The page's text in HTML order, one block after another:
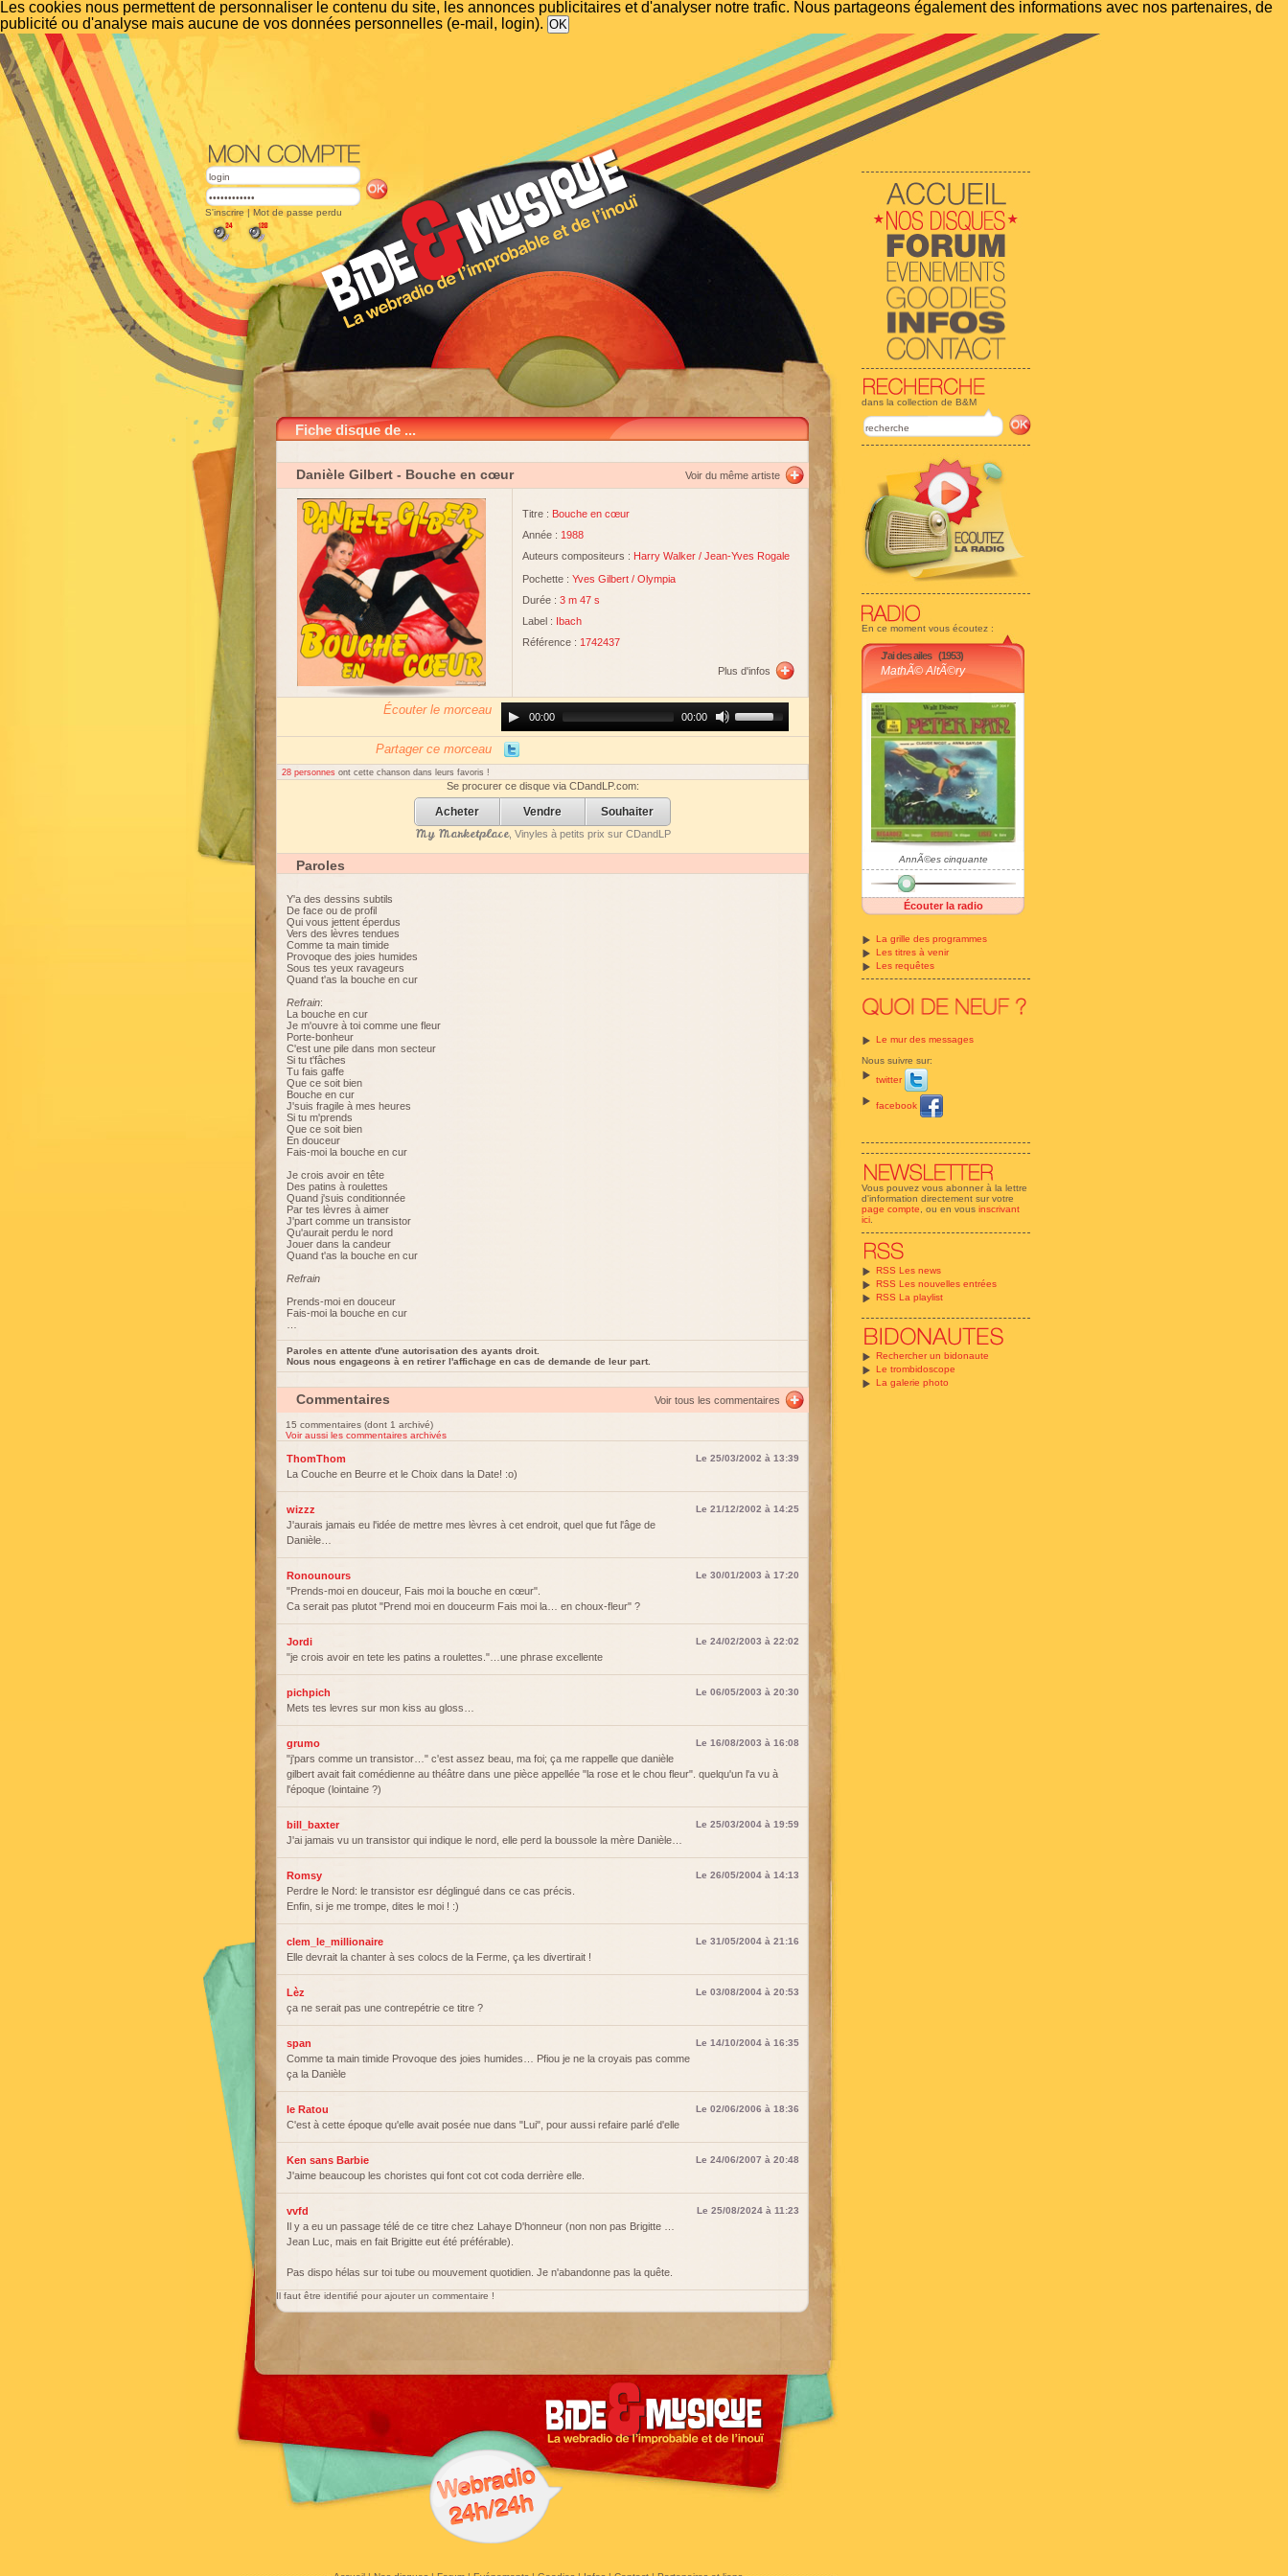
Les cookies nous permettent de personnaliser le contenu du site, les annonces publicitaires et d'analyser notre trafic. Nous partageons également des informations avec nos partenaires, de
publicité ou d'analyse mais aucune de vos données personnelles (e-mail, login).
dans la collection de B&M
En ce moment vous écoutez :
J'ai des ailes (1953)
MathÃ© AltÃ©ry
AnnÃ©es cinquante
Écouter la radio
La grille des programmes
Les titres à venir
Les requêtes
Le mur des messages
Nous suivre sur:
twitter
facebook
Vous pouvez vous abonner à la lettre
d'information directement sur votre
page compte , ou en vous inscrivant
ici
RSS Les news
RSS Les nouvelles entrées
RSS La playlist
Rechercher un bidonaute
Le trombidoscope
La galerie photo
S'inscrire | Mot de passe perdu
Fiche disque de ...
Danièle Gilbert - Bouche en cœur Voir du même artiste
Titre : Bouche en cœur
Année : 1988
Auteurs compositeurs : Harry Walker / Jean-Yves Rogale
Pochette : Yves Gilbert / Olympia
Durée : 3 m 47 s
Label : Ibach
Référence : 1742437
Plus d'infos
Écouter le morceau
Player00:00 00:00
Up/Down
Arrow
increase
or
Partager ce morceau
28 personnes ont cette chanson dans leurs favoris !
Se procurer ce disque via CDandLP.com:
Acheter Vendre Souhaiter
My Marketplace, Vinyles à petits prix sur CDandLP
Paroles
Y'a des dessins subtils
De face ou de profil
Qui vous jettent éperdus
Vers des lèvres tendues
Comme ta main timide
Provoque des joies humides
Sous tes yeux ravageurs
Quand t'as la bouche en cur
Refrain:
La bouche en cur
Je m'ouvre à toi comme une fleur
Porte-bonheur
C'est une pile dans mon secteur
Si tu t'fâches
Tu fais gaffe
Que ce soit bien
Bouche en cur
J'suis fragile à mes heures
Si tu m'prends
Que ce soit bien
En douceur
Fais-moi la bouche en cur
Je crois avoir en tête
Des patins à roulettes
Quand j'suis conditionnée
Par tes lèvres à aimer
J'part comme un transistor
Qu'aurait perdu le nord
Jouer dans la candeur
Quand t'as la bouche en cur
Refrain
Prends-moi en douceur
Fais-moi la bouche en cur
Paroles en attente d'une autorisation des ayants droit.
Nous nous engageons à en retirer l'affichage en cas de demande de leur part.
Commentaires Voir tous les commentaires
15 commentaires (dont 1 archivé)
Voir aussi les commentaires archivés
ThomThom Le 25/03/2002 à 13:39
La Couche en Beurre et le Choix dans la Date! :o)
wizzz Le 21/12/2002 à 14:25
J'aurais jamais eu l'idée de mettre mes lèvres à cet endroit, quel que fut l'âge de
Danièle…
Ronounours Le 30/01/2003 à 17:20
"Prends-moi en douceur, Fais moi la bouche en cœur".
Ca serait pas plutot "Prend moi en douceurm Fais moi la… en choux-fleur" ?
Jordi Le 24/02/2003 à 22:02
"je crois avoir en tete les patins a roulettes."…une phrase excellente
pichpich Le 06/05/2003 à 20:30
Mets tes levres sur mon kiss au gloss…
grumo Le 16/08/2003 à 16:08
"j'pars comme un transistor…" c'est assez beau, ma foi; ça me rappelle que danièle
gilbert avait fait comédienne au théâtre dans une pièce appellée "la rose et le chou fleur". quelqu'un l'a vu à
l'époque (lointaine ?)
bill_baxter Le 25/03/2004 à 19:59
J'ai jamais vu un transistor qui indique le nord, elle perd la boussole la mère Danièle…
Romsy Le 26/05/2004 à 14:13
Perdre le Nord: le transistor esr déglingué dans ce cas précis.
Enfin, si je me trompe, dites le moi ! :)
clem_le_millionaire Le 31/05/2004 à 21:16
Elle devrait la chanter à ses colocs de la Ferme, ça les divertirait !
Lèz Le 03/08/2004 à 20:53
ça ne serait pas une contrepétrie ce titre ?
span Le 14/10/2004 à 16:35
Comme ta main timide Provoque des joies humides… Pfiou je ne la croyais pas comme
ça la Danièle
le Ratou Le 02/06/2006 à 18:36
C'est à cette époque qu'elle avait posée nue dans "Lui", pour aussi refaire parlé d'elle
Ken sans Barbie Le 24/06/2007 à 20:48
J'aime beaucoup les choristes qui font cot cot coda derrière elle.
vvfd Le 25/08/2024 à 11:23
Il y a eu un passage télé de ce titre chez Lahaye D'honneur (non non pas Brigitte …
Jean Luc, mais en fait Brigitte eut été préférable).
Pas dispo hélas sur toi tube ou mouvement quotidien. Je n'abandonne pas la quête.
Il faut être identifié pour ajouter un commentaire !